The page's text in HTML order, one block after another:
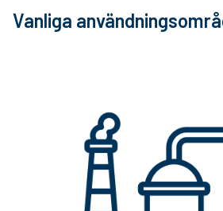
Vanliga